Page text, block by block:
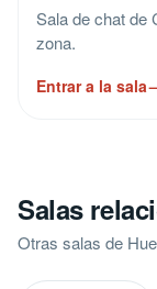
Sala de chat de
zona.
Entrar a la sala
Salas
Otras salas de